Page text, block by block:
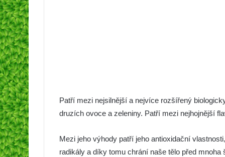
Patří mezi nejsilnější a nejvíce rozšířený
druzích ovoce a zeleniny. Patří mezi nejhojnější
Mezi jeho výhody patří jeho antioxidační
radikály a díky tomu chrání naše tělo před